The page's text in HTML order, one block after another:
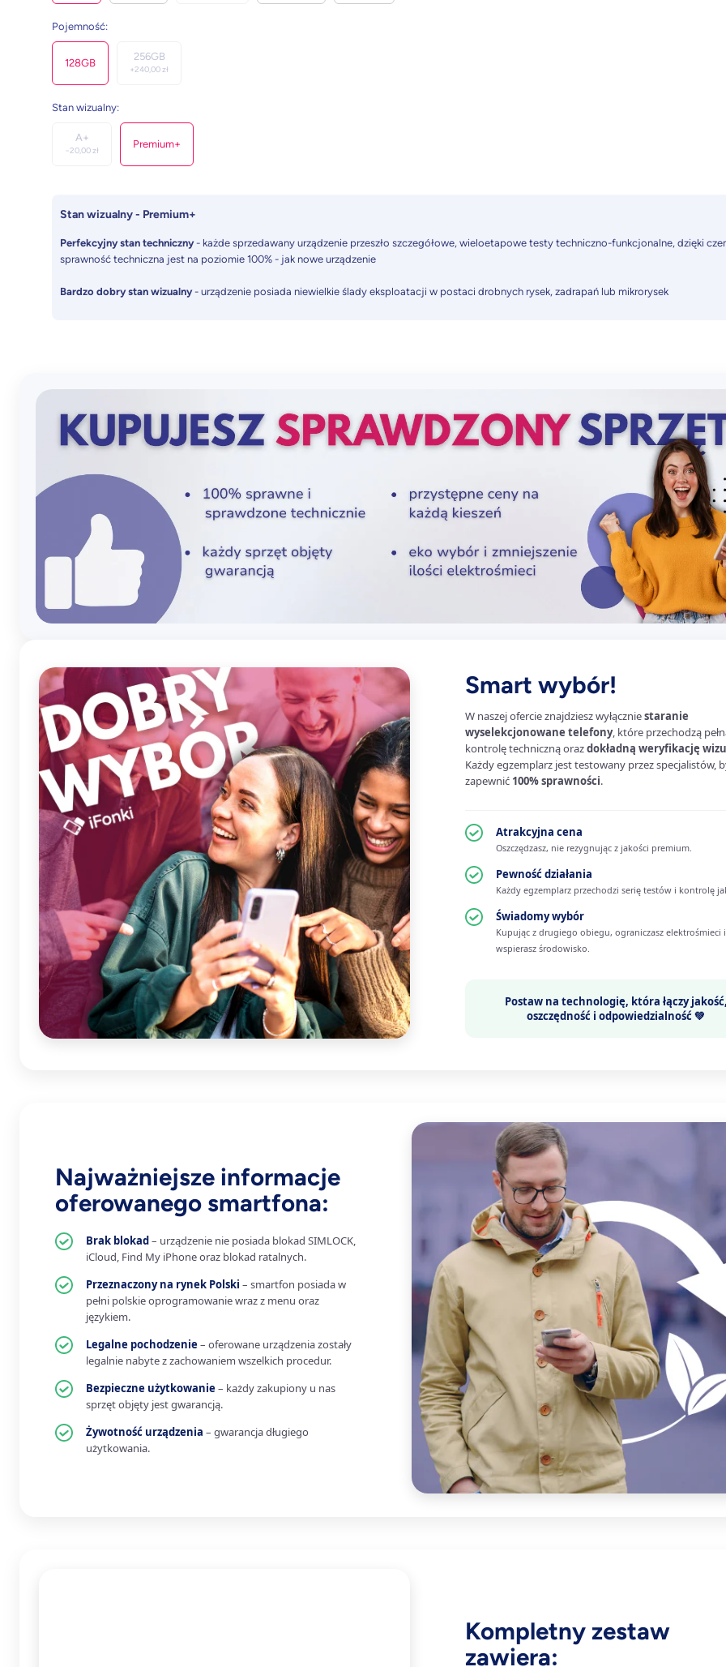
Pojemność:
128GB
256GB
+240,00zł
Stan wizualny:
A+
20,00zł
Premium+
Stan wizualny - Premium+
Perfekcyjny stan techniczny- każde sprzedawany urządzenie przeszło szczegółowe, wieloetapowe testy techniczno-funkcjonalne, dzięki
sprawność techniczna jest na poziomie 100% - jak nowe urządzenie
Bardzo dobry stan wizualny- urządzenie posiada niewielkie ślady eksploatacji w postaci drobnych rysek, zadrapań lub mikrorysek
Smart wybór!
W naszej ofercie znajdziesz wyłączniestaranie
wyselekcjonowane telefony, które przechodzą
kontrolę techniczną orazdokładną weryfikację
Każdy egzemplarz jest testowany przez specjalistów,
zapewnić 100% sprawności.
Atrakcyjna cena
Oszczędzasz, nie rezygnując z jakości premium.
Pewność działania
Każdy egzemplarz przechodzi serię testów i kontrolę
Świadomy wybór
Kupując z drugiego obiegu, ograniczasz elektrośmieci i
wspierasz środowisko.
Postaw na technologię, która łączy
oszczędność i odpowiedzialność 💚
Najważniejsze informacje
oferowanego smartfona:
Brak blokad– urządzenie nie posiada blokad SIMLOCK,
iCloud, Find My iPhone oraz blokad ratalnych.
Przeznaczony na rynek Polski – smartfon posiada w
pełni polskie oprogramowanie wraz z menu oraz
językiem.
Legalne pochodzenie– oferowane urządzenia zostały
legalnie nabyte z zachowaniem wszelkich procedur.
Bezpieczne użytkowanie– każdy zakupiony u nas
sprzęt objęty jest gwarancją.
Żywotność urządzenia – gwarancja długiego
użytkowania.
Kompletny zestaw
zawiera: